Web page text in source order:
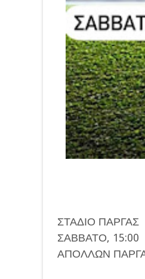
ΣΤΑΔΙΟ ΠΑΡΓΑΣ
ΣΑΒΒΑΤΟ, 15:00
ΑΠΟΛΛΩΝ